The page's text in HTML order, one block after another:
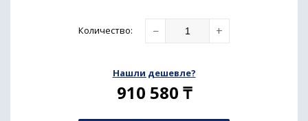
Количество: − +
Нашли дешевле?
910 580 ₸